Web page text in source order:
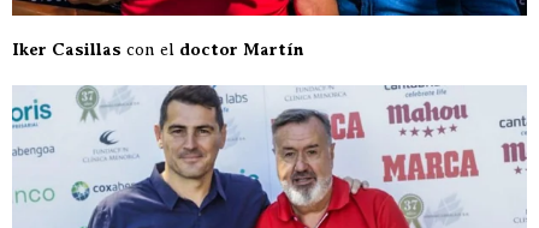
Iker Casillas con el doctor Martín